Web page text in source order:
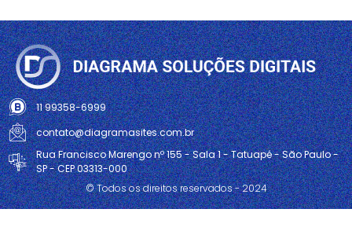
11 99358-6999
contato@diagramasites.com.br
Rua Francisco Marengo nº 155 - Sala 1 - Tatuapé - São Paulo -
SP - CEP 03313-000
© Todos os direitos reservados - 2024